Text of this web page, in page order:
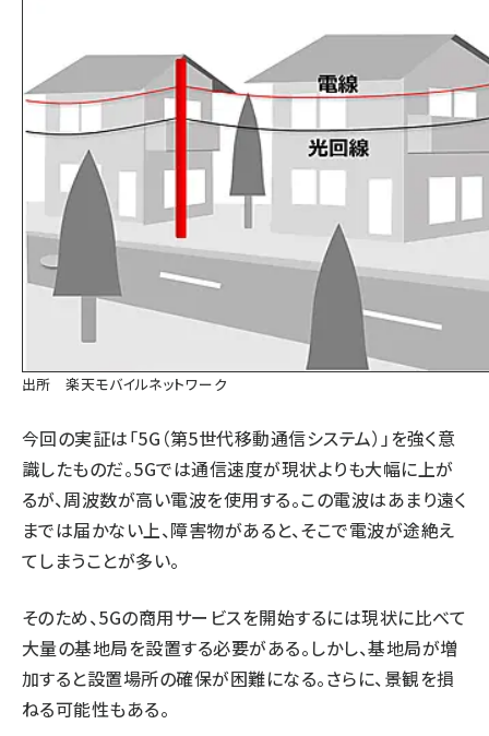
出所 楽天モバイルネットワーク
今回の実証は「5G（第5世代移動通信システム）」を強く意
識したものだ。5Gでは通信速度が現状よりも大幅に上が
るが、周波数が高い電波を使用する。この電波はあまり遠く
までは届かない上、障害物があると、そこで電波が途絶え
てしまうことが多い。
そのため、5Gの商用サービスを開始するには現状に比べて
大量の基地局を設置する必要がある。しかし、基地局が増
加すると設置場所の確保が困難になる。さらに、景観を損
ねる可能性もある。